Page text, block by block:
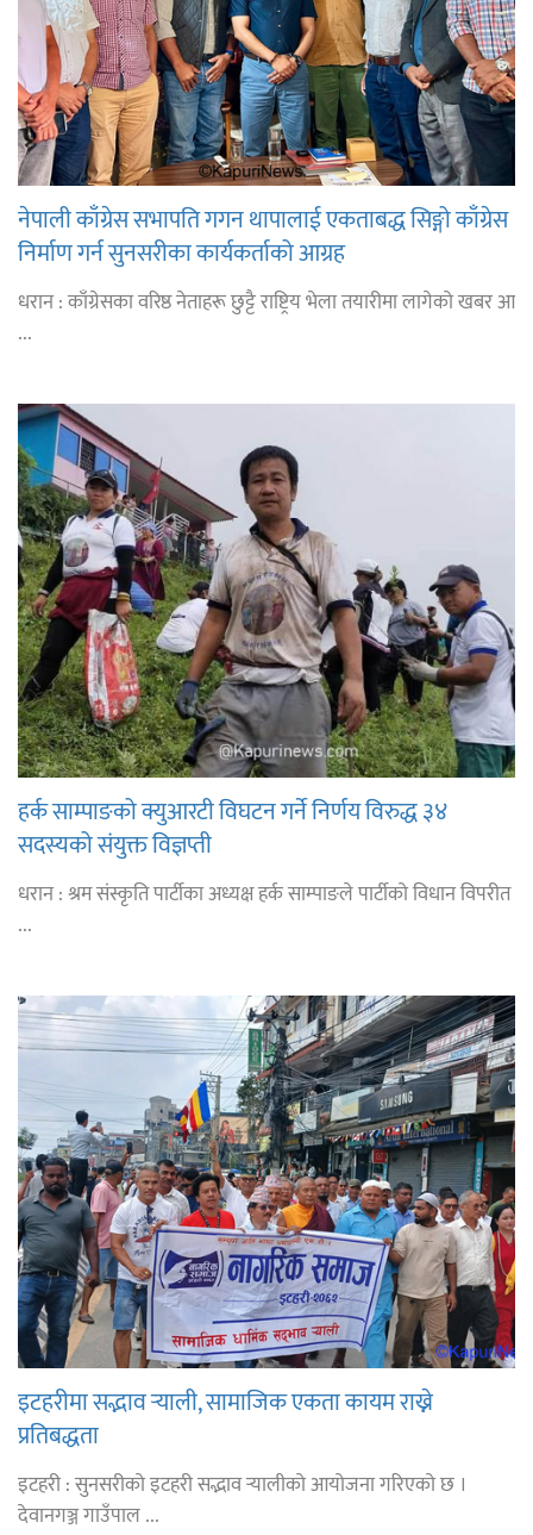
नेपाली काँग्रेस सभापति गगन थापालाई एकताबद्ध सिङ्गो काँग्रेस
निर्माण गर्न सुनसरीका कार्यकर्ताको आग्रह
धरान : काँग्रेसका वरिष्ठ नेताहरू छुट्टै राष्ट्रिय भेला तयारीमा लागेको खबर आ
...
हर्क साम्पाङको क्युआरटी विघटन गर्ने निर्णय विरुद्ध ३४
सदस्यको संयुक्त विज्ञप्ती
धरान : श्रम संस्कृति पार्टीका अध्यक्ष हर्क साम्पाङले पार्टीको विधान विपरीत
...
इटहरीमा सद्भाव र्‍याली, सामाजिक एकता कायम राख्ने
प्रतिबद्धता
इटहरी : सुनसरीको इटहरी सद्भाव र्‍यालीको आयोजना गरिएको छ ।
देवानगञ्ज गाउँपाल ...